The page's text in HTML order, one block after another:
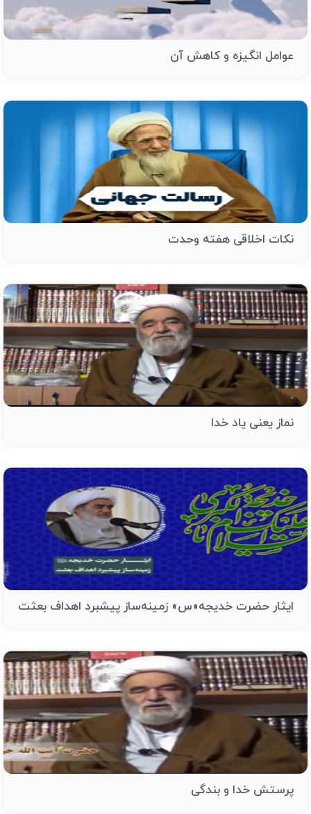
عوامل انگیزه و کاهش آن
نکات اخلاقی هفته وحدت
نماز یعنی یاد خدا
ایثار حضرت خدیجه«س» زمینه‌ساز پیشبرد اهداف بعثت
پرستش خدا و بندگی